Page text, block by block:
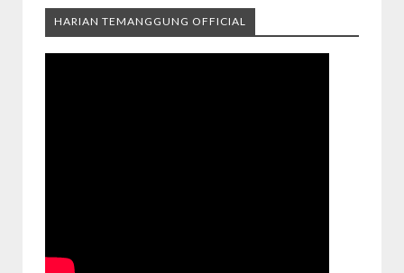
HARIAN TEMANGGUNG OFFICIAL